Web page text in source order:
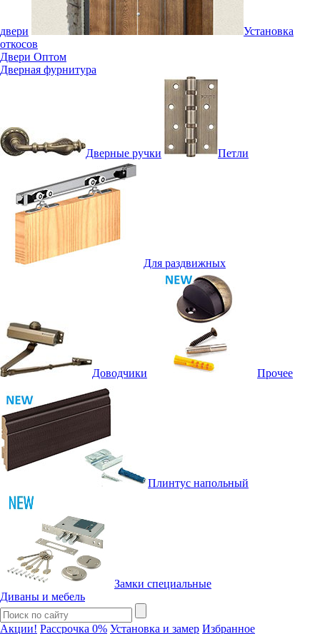
двери
Установка
откосов
Двери Оптом
Дверная фурнитура
Дверные ручки Петли
Для раздвижных
Доводчики Прочее
Плинтус напольный
Замки специальные
Диваны и мебель
Акции! Рассрочка 0% Установка и замер Избранное